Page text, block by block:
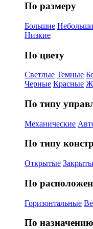
По размеру
Большие
Низкие
По цвету
Светлые Темные
Черные Красные
По типу
Механические
По типу
Открытые
По
Горизонтальные
По назначению